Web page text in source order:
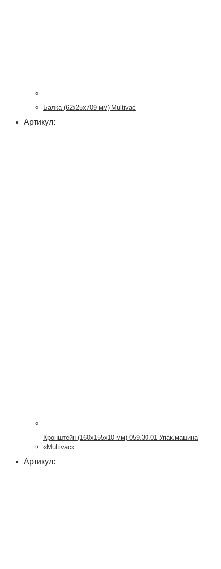
Балка (62х25х709 мм) Multivac
Артикул:
Кронштейн (160х155х10 мм) 059.30.01 Упак.машина
«Multivac»
Артикул: